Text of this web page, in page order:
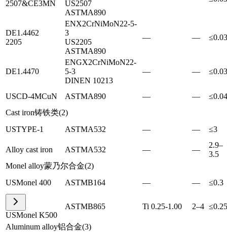
2507&CE3MN US2507
ASTMA890
DE1.4462
2205
ENX2CrNiMoN22-5-
3
US2205
ASTMA890
— — ≤0.03
DE1.4470
ENGX2CrNiMoN22-
5-3
DINEN 10213
— — ≤0.03
USCD-4MCuN ASTMA890 — —
≤0.04
Cast iron铸铁类(2)
USTYPE-1 ASTMA532 — — ≤3
Alloy cast iron ASTMA532 — —
2.9–
3.5
Monel alloy蒙乃尔合金(2)
USMonel 400 ASTMB164 — — ≤0.3
USMonel K500
ASTMB865 Ti 0.25-1.00 2–4 ≤0.25
Aluminum alloy铝合金(3)